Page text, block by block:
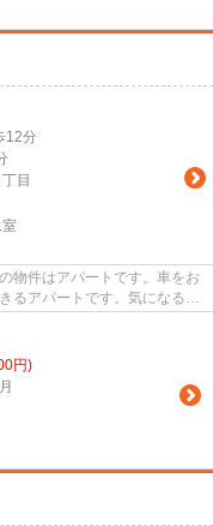
12分
丁目
室
物件はアパートです。車をお
るアパートです。気になるイ
円)